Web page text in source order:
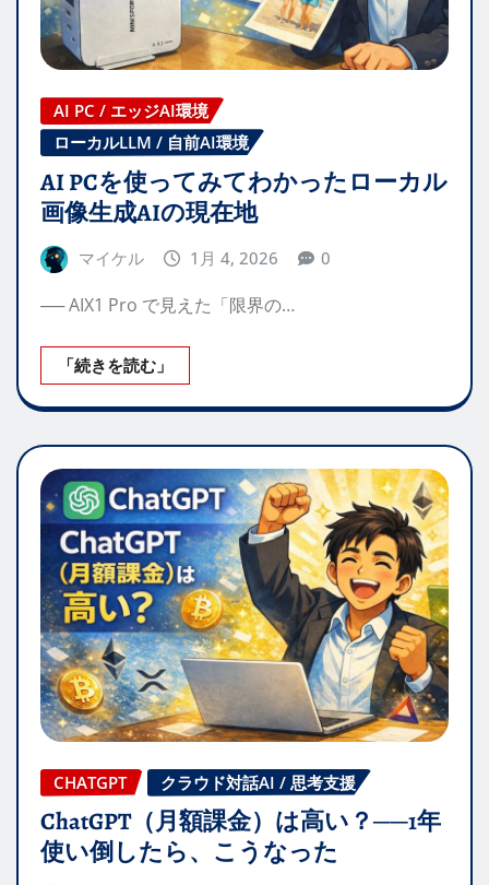
AI PC / エッジAI環境
ローカルLLM / 自前AI環境
AI PCを使ってみてわかったローカル
画像生成AIの現在地
マイケル 1月 4, 2026 0
── AIX1 Pro で見えた「限界の…
「続きを読む」
CHATGPT クラウド対話AI / 思考支援
ChatGPT（月額課金）は高い？──1年
使い倒したら、こうなった